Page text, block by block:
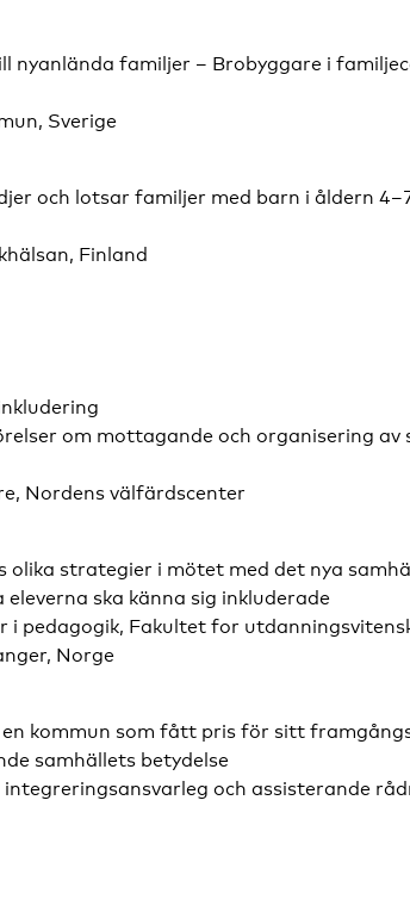
nyanlända familjer – Brobyggare i
Sverige
och lotsar familjer med barn i åldern
Finland
om mottagande och organisering av
Nordens välfärdscenter
olika strategier i mötet med det nya
ska känna sig inkluderade
i pedagogik, Fakultet for
Norge
en kommun som fått pris för sitt
samhällets betydelse
och assisterande